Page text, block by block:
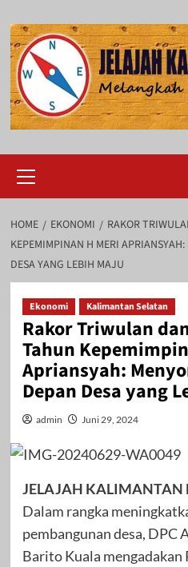
to
content
Menu
HOME EKONOMI
RAKOR
KEPEMIMPINAN H MERI
DESA YANG LEBIH MAJU
Ekonomi Kalimantan Selatan
Rakor Triwulan
Tahun
Apriansyah:
Depan Desa yang
admin Juni 29, 2024
JELAJAH KALIMANTAN
Dalam rangka
pembangunan desa, DPC
Barito Kuala